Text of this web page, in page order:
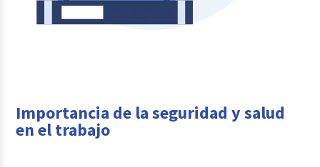
Importancia de la seguridad y salud
en el trabajo